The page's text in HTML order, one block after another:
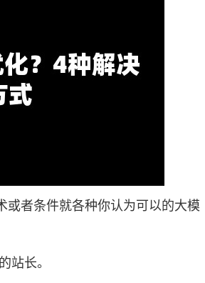
者条件就各种你认为可以的大模
长。